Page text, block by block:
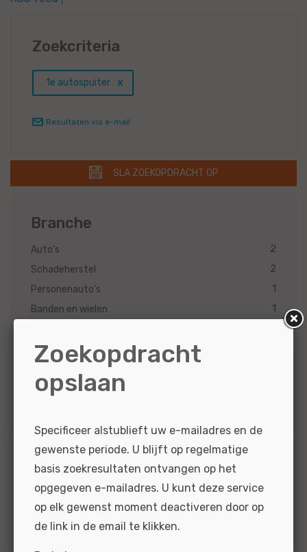
Zoekcriteria
1e autospuiter
Resultaten via e-mail
SLA ZOEKOPDRACHT OP
Branche
Auto's
2
Schadeherstel
2
Personenauto's
1
Banden en wielen
1
Merk
Functiegroep
Schade
Technisch
Zoekopdracht
opslaan
Specificeer alstublieft uw e-mailadres en de
gewenste periode. U blijft op regelmatige
basis zoekresultaten ontvangen op het
opgegeven e-mailadres. U kunt deze service
op elk gewenst moment deactiveren door op
de link in de email te klikken.